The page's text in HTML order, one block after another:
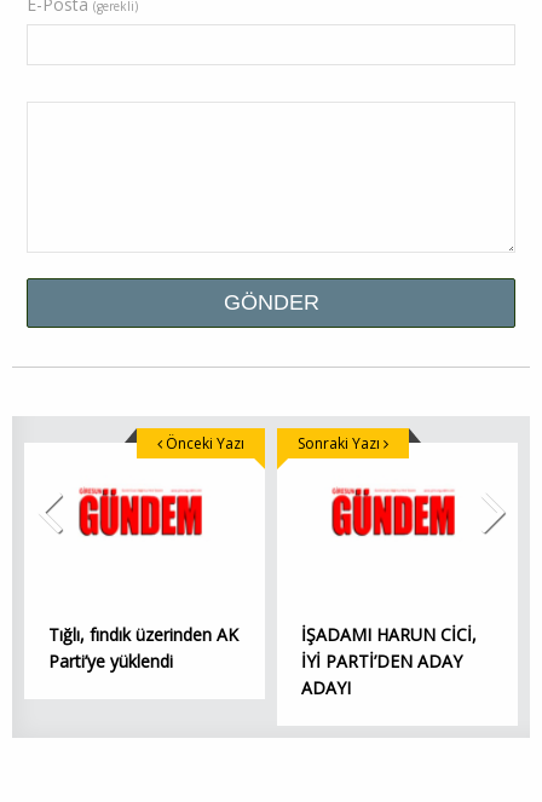
(gerekli)
Tığlı, fındık üzerinden AK
Parti’ye yüklendi
Önceki Yazı
İŞADAMI HARUN CİCİ,
İYİ PARTİ’DEN ADAY
ADAYI
Sonraki Yazı